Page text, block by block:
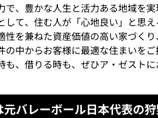
で、豊かな人生と活力ある地域を
して、住む人が「心地良い」と思
性を兼ねた資産価値の高い家づく
の中からお客様に最適な住まいを
も、借りる時も、ぜひア・ゼスト
バレーボール日本代表の